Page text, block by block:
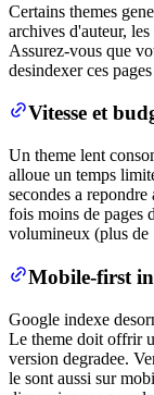
Certains themes
archives d'auteur,
Assurez-vous que
desindexer ces
Vitesse et
Un theme lent
alloue un temps
secondes a
fois moins de pages
volumineux (plus de
Mobile-first
Google indexe
Le theme doit offrir
version degradee.
le sont aussi sur